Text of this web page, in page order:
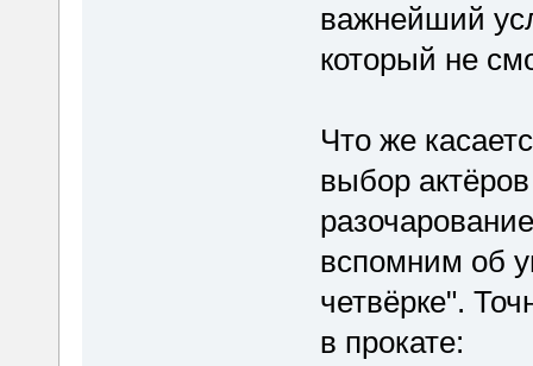
важнейший
который не
Что же
выбор
вспомним об
четвёрке".
в прокате: